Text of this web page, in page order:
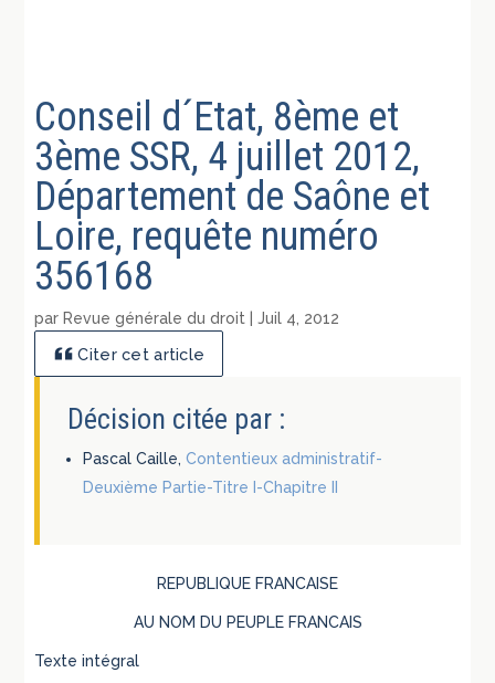
Conseil d´Etat, 8ème et
3ème SSR, 4 juillet 2012,
Département de Saône et
Loire, requête numéro
356168
par Revue générale du droit |Juil 4, 2012
Citer cet article
Décision citée par :
Pascal Caille,Contentieux administratif-
Deuxième Partie-Titre I-Chapitre II
REPUBLIQUE FRANCAISE
AU NOM DU PEUPLE FRANCAIS
Texte intégral